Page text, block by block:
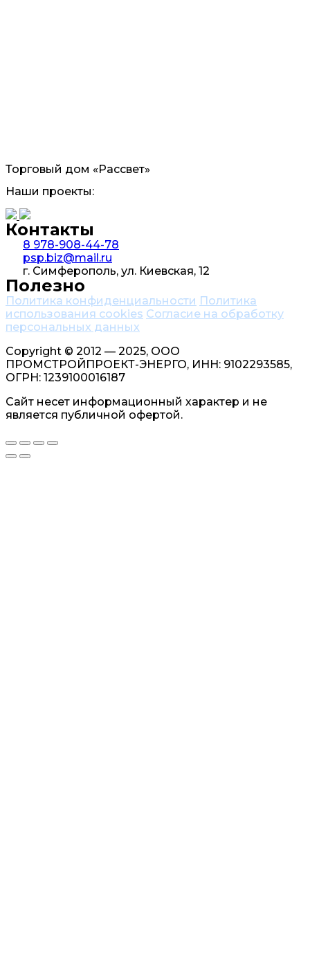
Торговый дом «Рассвет»
Наши проекты:
Контакты
8 978-908-44-78
psp.biz@mail.ru
г. Симферополь, ул. Киевская, 12
Полезно
Политика конфиденциальности Политика
использования cookies Согласие на обработку
персональных данных
Copyright © 2012 — 2025, ООО
ПРОМСТРОЙПРОЕКТ-ЭНЕРГО, ИНН: 9102293585,
ОГРН: 1239100016187
Сайт несет информационный характер и не
является публичной офертой.